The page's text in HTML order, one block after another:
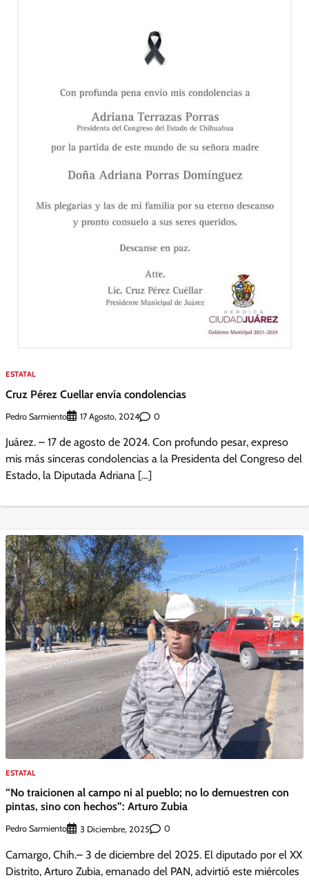
ESTATAL
Cruz Pérez Cuellar envía condolencias
Pedro Sarmiento 17 Agosto, 2024 0
Juárez. – 17 de agosto de 2024. Con profundo pesar, expreso
mis más sinceras condolencias a la Presidenta del Congreso del
Estado, la Diputada Adriana […]
ESTATAL
“No traicionen al campo ni al pueblo; no lo demuestren con
pintas, sino con hechos”: Arturo Zubia
Pedro Sarmiento 3 Diciembre, 2025 0
Camargo, Chih.– 3 de diciembre del 2025. El diputado por el XX
Distrito, Arturo Zubia, emanado del PAN, advirtió este miércoles